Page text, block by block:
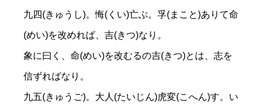
九四(きゅうし)。悔(くい)亡ぶ。孚(まこと)ありて命
(めい)を改めれば、吉(きつ)なり。
象に曰く、命(めい)を改むるの吉(きつ)とは、志を
信ずればなり。
九五(きゅうご)。大人(たいじん)虎変(こへん)す。い